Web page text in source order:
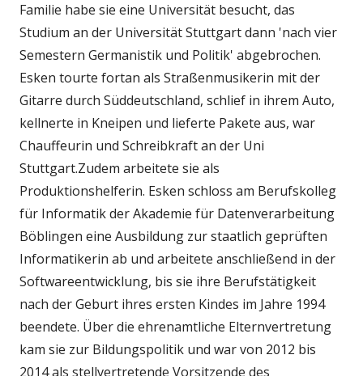
Familie habe sie eine Universität besucht, das
Studium an der Universität Stuttgart dann 'nach vier
Semestern Germanistik und Politik' abgebrochen.
Esken tourte fortan als Straßenmusikerin mit der
Gitarre durch Süddeutschland, schlief in ihrem Auto,
kellnerte in Kneipen und lieferte Pakete aus, war
Chauffeurin und Schreibkraft an der Uni
Stuttgart.Zudem arbeitete sie als
Produktionshelferin. Esken schloss am Berufskolleg
für Informatik der Akademie für Datenverarbeitung
Böblingen eine Ausbildung zur staatlich geprüften
Informatikerin ab und arbeitete anschließend in der
Softwareentwicklung, bis sie ihre Berufstätigkeit
nach der Geburt ihres ersten Kindes im Jahre 1994
beendete. Über die ehrenamtliche Elternvertretung
kam sie zur Bildungspolitik und war von 2012 bis
2014 als stellvertretende Vorsitzende des